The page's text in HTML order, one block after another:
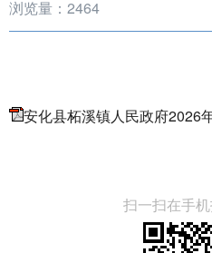
浏览量： 2464
安化县柘溪镇人民政府2026
扫一扫在手